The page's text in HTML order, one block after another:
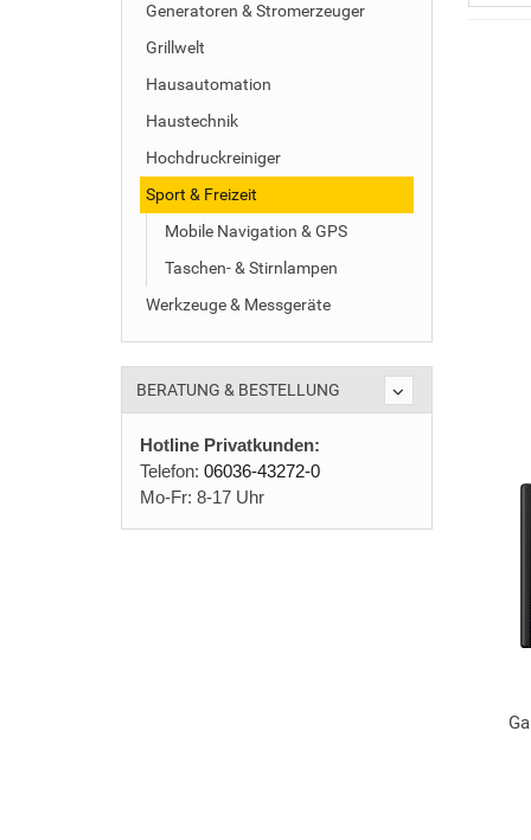
Generatoren & Stromerzeuger
Grillwelt
Hausautomation
Haustechnik
Hochdruckreiniger
Sport & Freizeit
Mobile Navigation & GPS
Taschen- & Stirnlampen
Werkzeuge & Messgeräte
BERATUNG & BESTELLUNG
Hotline Privatkunden:
Telefon: 06036-43272-0
Mo-Fr: 8-17 Uhr